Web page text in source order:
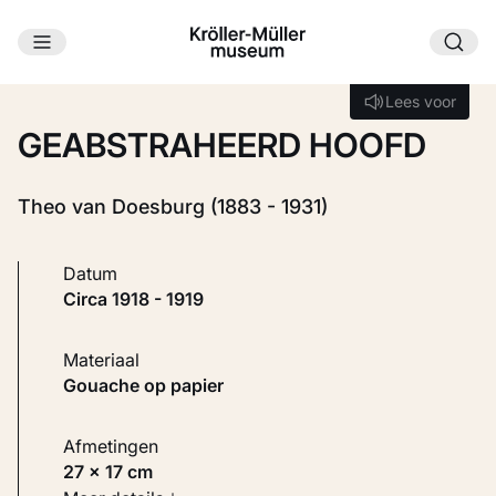
Ga naar hoofdinhoud
Lees voor
Lees voor
GEABSTRAHEERD HOOFD
Theo van Doesburg (1883 - 1931)
Datum
circa 1918 - 1919
Materiaal
Gouache op papier
Afmetingen
27 × 17 cm